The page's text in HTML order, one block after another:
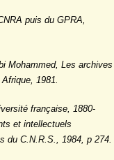
puis du GPRA,
Mohammed, Les archives
1981.
française, 1880-
et intellectuels
du C.N.R.S., 1984, p 274.